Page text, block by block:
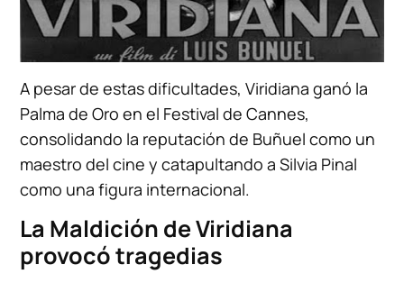
A pesar de estas dificultades, Viridiana ganó la
Palma de Oro en el Festival de Cannes,
consolidando la reputación de Buñuel como un
maestro del cine y catapultando a Silvia Pinal
como una figura internacional.
La Maldición de Viridiana
provocó tragedias